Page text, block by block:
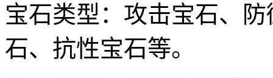
宝石类型：攻击宝石、
石、抗性宝石等。